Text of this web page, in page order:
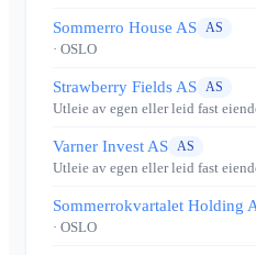
Sommerro House AS AS
· OSLO
Strawberry Fields AS AS
Utleie av egen eller leid fast
Varner Invest AS AS
Utleie av egen eller leid fast
Sommerrokvartalet Holding
· OSLO